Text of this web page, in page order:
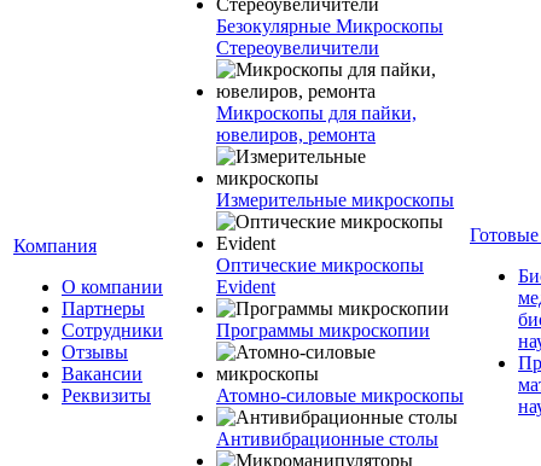
Компания
О компании
Партнеры
Сотрудники
Отзывы
Вакансии
Реквизиты
Безокулярные Микроскопы
Стереоувеличители
Микроскопы для пайки,
ювелиров, ремонта
Измерительные микроскопы
Оптические микроскопы
Evident
Программы микроскопии
Атомно-силовые микроскопы
Антивибрационные столы